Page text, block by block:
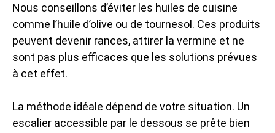
Nous conseillons d’éviter les huiles de cuisine
comme l’huile d’olive ou de tournesol. Ces produits
peuvent devenir rances, attirer la vermine et ne
sont pas plus efficaces que les solutions prévues
à cet effet.
La méthode idéale dépend de votre situation. Un
escalier accessible par le dessous se prête bien